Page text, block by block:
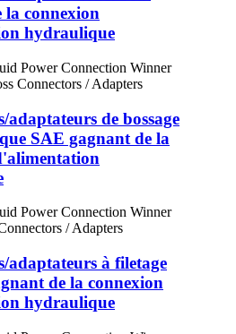
la connexion
hydraulique
adaptateurs de bossage
SAE gagnant de la
adaptateurs à filetage
de la connexion
hydraulique